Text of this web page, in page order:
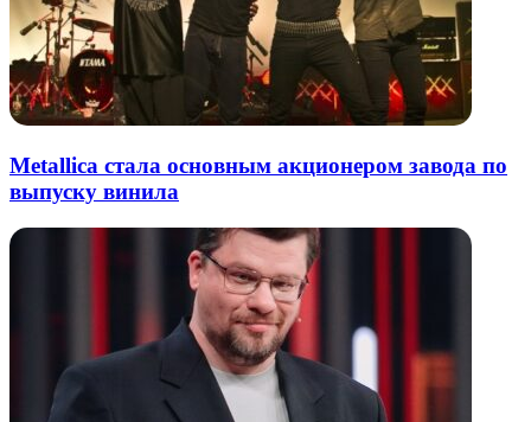
Metallica стала основным акционером завода по
выпуску винила